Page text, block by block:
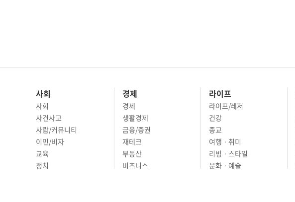
사회
사회
사건사고
사람/커뮤니티
이민/비자
경제
경제
생활경제
금융/증권
재테크
라이프
라이프/레저
건강
종교
여행 · 취미